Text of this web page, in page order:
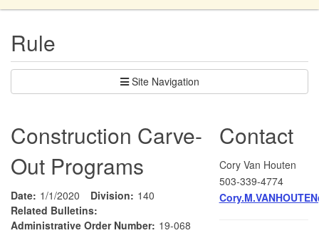
Rule
Site Navigation
Construction Carve-
Out Programs
Date: 1/1/2020 Division: 140
Related Bulletins:
Administrative Order Number: 19-068
Contact
Cory Van Houten
503-339-4774